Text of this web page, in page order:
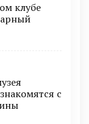
клубе
с